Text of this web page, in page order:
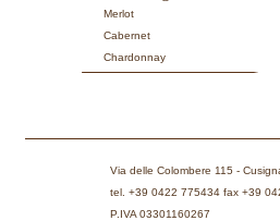
Merlot
Cabernet
Chardonnay
Via delle Colombere 115 -
tel. +39 0422 775434 fax +39
P.IVA 03301160267